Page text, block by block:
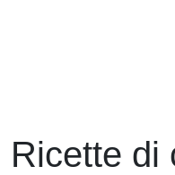
Ricette di